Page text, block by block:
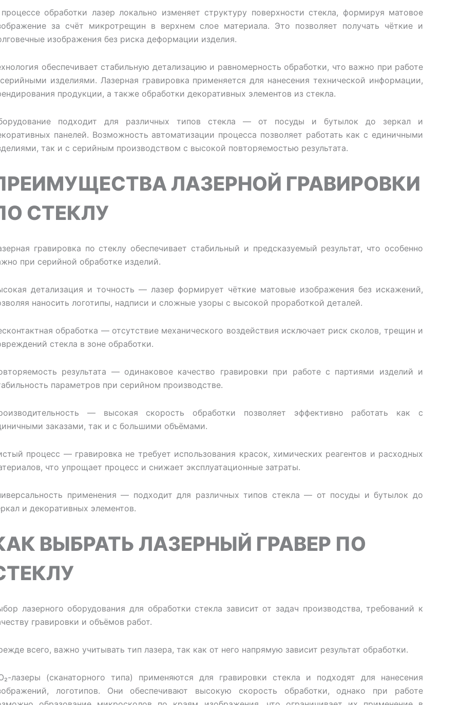
обработки лазер локально изменяет структуру поверхности стекла, формируя матовое
за счёт микротрещин в верхнем слое материала. Это позволяет получать чёткие и
изображения без риска деформации изделия.
обеспечивает стабильную детализацию и равномерность обработки, что важно при работе
изделиями. Лазерная гравировка применяется для нанесения технической информации,
продукции, а также обработки декоративных элементов из стекла.
подходит для различных типов стекла — от посуды и бутылок до зеркал и
панелей. Возможность автоматизации процесса позволяет работать как с единичными
так и с серийным производством с высокой повторяемостью результата.
ЛАЗЕРНОЙ ГРАВИРОВКИ
СТЕКЛУ
гравировка по стеклу обеспечивает стабильный и предсказуемый результат, что особенно
при серийной обработке изделий.
детализация и точность — лазер формирует чёткие матовые изображения без искажений,
наносить логотипы, надписи и сложные узоры с высокой проработкой деталей.
обработка — отсутствие механического воздействия исключает риск сколов, трещин и
стекла в зоне обработки.
результата — одинаковое качество гравировки при работе с партиями изделий и
параметров при серийном производстве.
— высокая скорость обработки позволяет эффективно работать как с
заказами, так и с большими объёмами.
процесс — гравировка не требует использования красок, химических реагентов и расходных
что упрощает процесс и снижает эксплуатационные затраты.
применения — подходит для различных типов стекла — от посуды и бутылок до
и декоративных элементов.
ВЫБРАТЬ ЛАЗЕРНЫЙ ГРАВЕР ПО
лазерного оборудования для обработки стекла зависит от задач производства, требований к
гравировки и объёмов работ.
всего, важно учитывать тип лазера, так как от него напрямую зависит результат обработки.
лазеры (сканаторного типа) применяются для гравировки стекла и подходят для нанесения
логотипов. Они обеспечивают высокую скорость обработки, однако при работе